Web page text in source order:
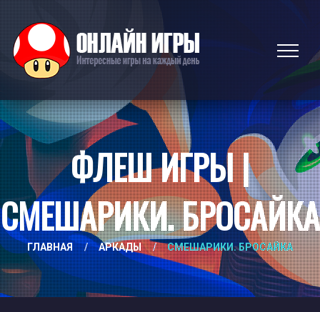
ФЛЕШ ИГРЫ |
СМЕШАРИКИ. БРОСАЙКА
ГЛАВНАЯ / АРКАДЫ / СМЕШАРИКИ. БРОСАЙКА